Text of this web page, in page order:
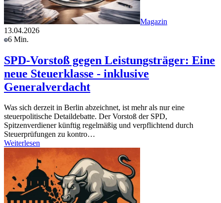
Magazin
13.04.2026
6 Min.
SPD-Vorstoß gegen Leistungsträger: Eine
neue Steuerklasse - inklusive
Generalverdacht
Was sich derzeit in Berlin abzeichnet, ist mehr als nur eine
steuerpolitische Detaildebatte. Der Vorstoß der SPD,
Spitzenverdiener künftig regelmäßig und verpflichtend durch
Steuerprüfungen zu kontro…
Weiterlesen